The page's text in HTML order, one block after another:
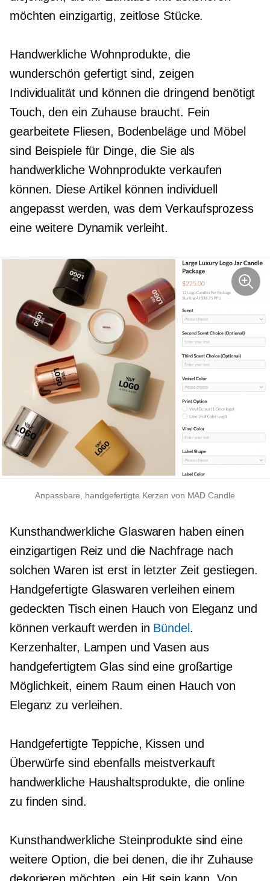
möchteneinzigartig, zeitlose Stücke.
Handwerkliche Wohnprodukte, die
wunderschön gefertigt sind, zeigen
Individualität und können die dringend benötigt
Touch, den ein Zuhause braucht. Fein
gearbeitete Fliesen, Bodenbeläge und Möbel
sind Beispiele für Dinge, die Sie als
handwerkliche Wohnprodukte verkaufen
können. Diese Artikel können individuell
angepasst werden, was dem Verkaufsprozess
eine weitere Dynamik verleiht.
Anpassbare, handgefertigte Kerzen von MAD Candle
Kunsthandwerkliche Glaswaren haben einen
einzigartigen Reiz und die Nachfrage nach
solchen Waren ist erst in letzter Zeit gestiegen.
Handgefertigte Glaswaren verleihen einem
gedeckten Tisch einen Hauch von Eleganz und
können verkauft werden in Bündel .
Kerzenhalter, Lampen und Vasen aus
handgefertigtem Glas sind eine großartige
Möglichkeit, einem Raum einen Hauch von
Eleganz zu verleihen.
Handgefertigte Teppiche, Kissen und
Überwürfe sind ebenfalls meistverkauft
handwerkliche Haushaltsprodukte, die online
zu finden sind.
Kunsthandwerkliche Steinprodukte sind eine
weitere Option, die bei denen, die ihr Zuhause